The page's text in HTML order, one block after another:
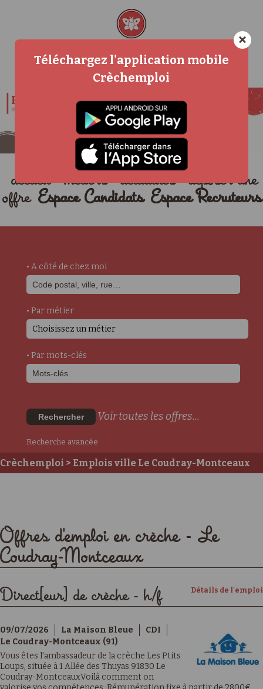
accueil métiers actualités
déposer une
offre Espace Candidats Espace Recruteurs
• A côté de chez moi
• Par métier
Choisissez un métier
• Par mots-clés
Rechercher Voir toutes les offres...
Recherche avancée
Crèchemploi > Emplois ville Le Coudray-Montceaux
Offres d'emploi en crèche - Le
Coudray-Montceaux
Détails de l'emploi
Direct[eur] de crèche - h/f
09/07/2026 La Maison Bleue
CDI
Le Coudray-Montceaux (91)
Vous êtes l'ambassadeur de la crèche Les Ptits
Loups, située à 1 Allée des Thuyas 91830 Le
Coudray-MontceauxVoilà comment on
×
Téléchargez l'application mobile
Crèchemploi